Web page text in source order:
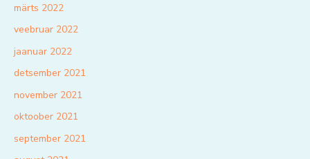
märts 2022
veebruar 2022
jaanuar 2022
detsember 2021
november 2021
oktoober 2021
september 2021